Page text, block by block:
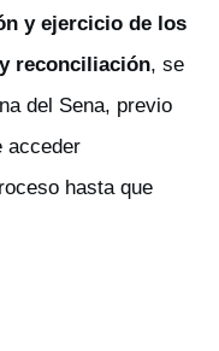
y ejercicio de los
reconciliación, se
del Sena, previo
acceder
hasta que